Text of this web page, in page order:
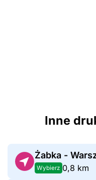
Inne
Żabka -
Wybierz 0,8 km